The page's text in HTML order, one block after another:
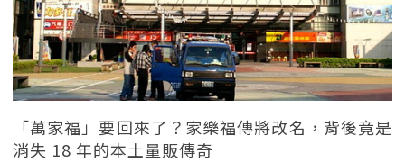
「萬家福」要回來了？家樂福傳將改名，背後竟是
消失 18 年的本土量販傳奇